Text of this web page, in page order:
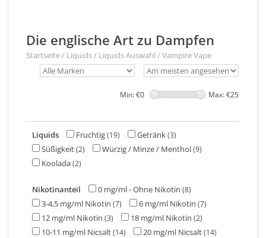
Die englische Art zu Dampfen
Startseite/ Liquids/ Liquids Auswahl /Vampire Vape
Min: €0 Max: €25
Liquids Fruchtig(19) Getränk(3)
Süßigkeit(2) Würzig / Minze / Menthol(9)
Koolada(2)
Nikotinanteil 0 mg/ml - Ohne Nikotin (8)
3-4,5 mg/ml Nikotin (7) 6 mg/ml Nikotin (7)
12 mg/ml Nikotin (3) 18 mg/ml Nikotin (2)
10-11 mg/ml Nicsalt(14) 20 mg/ml Nicsalt(14)